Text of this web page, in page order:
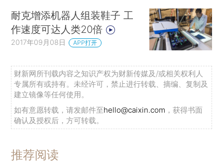
耐克增添机器人组装鞋子 工
作速度可达人类20倍
2017年09月08日 APP打开
财新网所刊载内容之知识产权为财新传媒及/或相关权利人
专属所有或持有。未经许可，禁止进行转载、摘编、复制及
建立镜像等任何使用。
如有意愿转载，请发邮件至hello@caixin.com ，获得书面
确认及授权后，方可转载。
推荐阅读